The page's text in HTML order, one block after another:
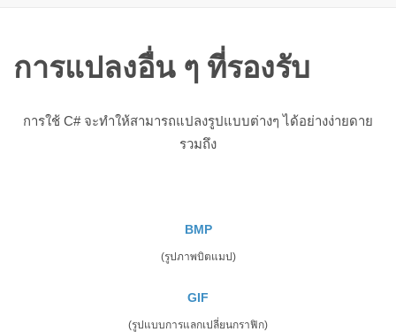
การแปลงอื่น ๆ ที่รองรับ
การใช้ C# จะทำให้สามารถแปลงรูปแบบต่างๆ ได้อย่างง่ายดาย
รวมถึง
BMP
(รูปภาพบิตแมป)
GIF
(รูปแบบการแลกเปลี่ยนกราฟิก)